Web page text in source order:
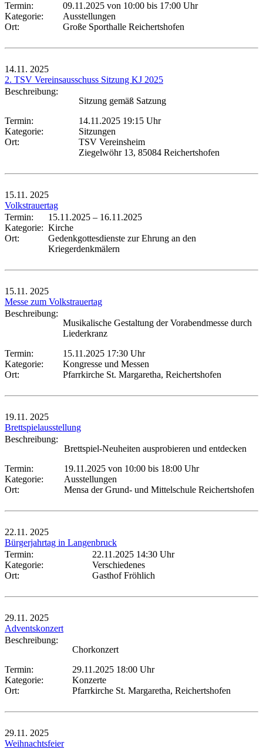
Termin: 09.11.2025 von 10:00 bis 17:00 Uhr
Kategorie:
Ausstellungen
Ort:
Große Sporthalle Reichertshofen
14.11. 2025
2. TSV Vereinsausschuss Sitzung KJ 2025
Beschreibung:
Sitzung gemäß Satzung
Termin:
14.11.2025 19:15 Uhr
Kategorie:
Sitzungen
Ort:
TSV Vereinsheim
Ziegelwöhr 13, 85084 Reichertshofen
15.11. 2025
Volkstrauertag
Termin:
15.11.2025 – 16.11.2025
Kategorie: Kirche
Ort:
Gedenkgottesdienste zur Ehrung an den
Kriegerdenkmälern
15.11. 2025
Messe zum Volkstrauertag
Beschreibung:
Musikalische Gestaltung der Vorabendmesse durch
Liederkranz
Termin:
15.11.2025 17:30 Uhr
Kategorie:
Kongresse und Messen
Ort:
Pfarrkirche St. Margaretha, Reichertshofen
19.11. 2025
Brettspielausstellung
Beschreibung:
Brettspiel-Neuheiten ausprobieren und entdecken
Termin:
19.11.2025 von 10:00 bis 18:00 Uhr
Kategorie:
Ausstellungen
Ort:
Mensa der Grund- und Mittelschule Reichertshofen
22.11. 2025
Bürgerjahrtag in Langenbruck
Termin:
22.11.2025 14:30 Uhr
Kategorie:
Verschiedenes
Ort:
Gasthof Fröhlich
29.11. 2025
Adventskonzert
Beschreibung:
Chorkonzert
Termin:
29.11.2025 18:00 Uhr
Kategorie:
Konzerte
Ort:
Pfarrkirche St. Margaretha, Reichertshofen
29.11. 2025
Weihnachtsfeier